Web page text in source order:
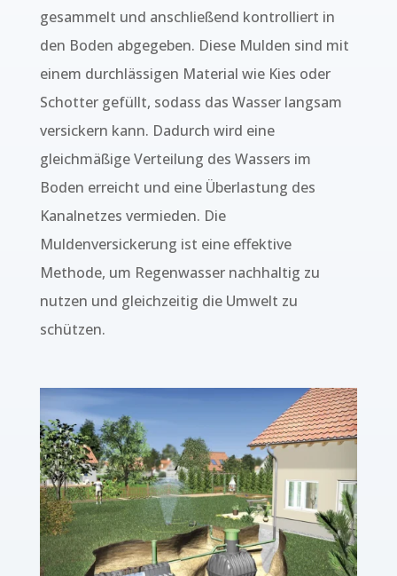
gesammelt und anschließend kontrolliert in
den Boden abgegeben. Diese Mulden sind mit
einem durchlässigen Material wie Kies oder
Schotter gefüllt, sodass das Wasser langsam
versickern kann. Dadurch wird eine
gleichmäßige Verteilung des Wassers im
Boden erreicht und eine Überlastung des
Kanalnetzes vermieden. Die
Muldenversickerung ist eine effektive
Methode, um Regenwasser nachhaltig zu
nutzen und gleichzeitig die Umwelt zu
schützen.